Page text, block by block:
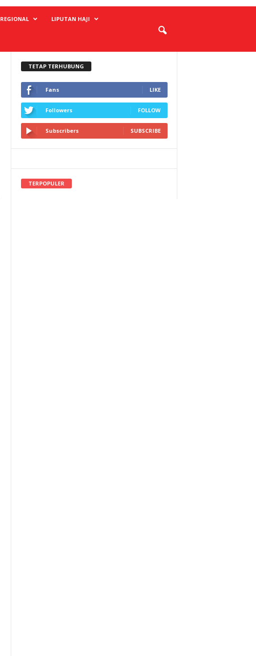
REGIONAL LIPUTAN HAJI
TETAP TERHUBUNG
Fans LIKE
Followers FOLLOW
Subscribers SUBSCRIBE
TERPOPULER